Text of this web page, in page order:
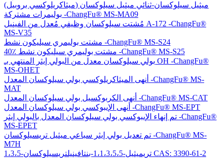
(ميثاكريلوكسي بروبيل) ميثيل سيلوكسان-ثنائي ميثيل سيلوكسان
بوليمرات مشتركة -ChangFu® MS-MA09
مُشتت سيلوكسان وظيفي مُعدل من الفينيل A-172 -ChangFu®
MS-V35
مشتت بوليمري سيليكون نشط -ChangFu® MS-S24
40٪ مشتت بوليمري سيليكون نشط -ChangFu® MS-S25
بولي سيلوكسان معدل من البولي إيثر المنتهي بـ OH -ChangFu®
MS-OHET
أنهى الميثاكريلوكسي بولي سيلوكسان المعدل -ChangFu® MS-
MAT
أنهى الكربوكسيل بولي سيلوكسان المعدل -ChangFu® MS-CAT
أنهى الإيبوكسي بولي سيلوكسان المعدل -ChangFu® MS-EPT
تم إنهاء الإيبوكسي بولي سيلوكسان المعدل بالبولي إيثر -ChangFu®
MS-EPET
تم تعديل بولي إيثر سباعي ميثيل تريسيلوكسان -ChangFu® MS-
M7H
1،3،5-تريميثيل-1،1،3،5،5-بنتافينيلتريسيلوكسان CAS: 3390-61-2